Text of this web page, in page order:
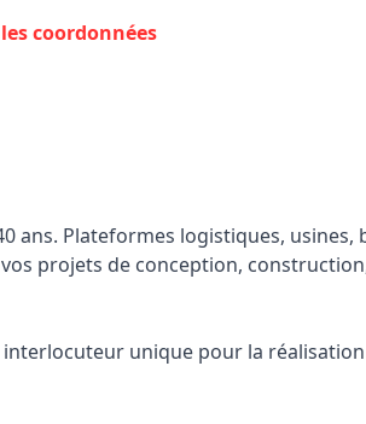
coordonnées
ans. Plateformes logistiques,
projets de conception,
unique pour la